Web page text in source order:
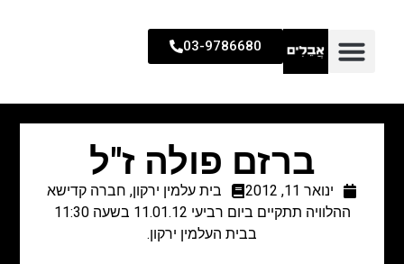
03-9786680
ברזם פולה ז"ל
ינואר 11, 2012 בית עלמין ירקון, חברה קדישא
ההלוויה תתקיים ביום רביעי 11.01.12 בשעה 11:30
בבית העלמין ירקון.